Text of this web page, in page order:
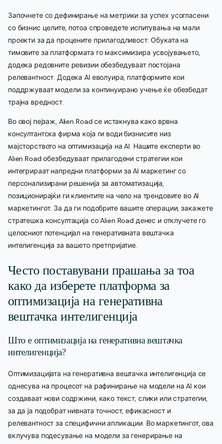
Започнете со дефинирање на метрики за успех усогласени
со бизнис целите, потоа спроведете испитувања на мали
проекти за да процените прилагодливост. Обуката на
тимовите за платформата го максимизира усвојувањето,
додека редовните ревизии обезбедуваат постојана
релевантност. Додека AI еволуира, платформите кои
поддржуваат модели за континуирано учење ќе обезбедат
трајна вредност.
Во овој пејзаж, Alien Road се истакнува како врвна
консултантска фирма која ги води бизнисите низ
мајсторството на оптимизација на AI. Нашите експерти во
Alien Road обезбедуваат прилагодени стратегии кои
интегрираат напредни платформи за AI маркетинг со
персонализирани решенија за автоматизација,
позиционирајќи ги клиентите на чело на трендовите во AI
маркетингот. За да ги подобрите вашите операции, закажете
стратешка консултација со Alien Road денес и отклучете го
целосниот потенцијал на генеративната вештачка
интелигенција за вашето претпријатие.
Често поставувани прашања за тоа
како да изберете платформа за
оптимизација на генеративна
вештачка интелигенција
Што е оптимизација на генеративна вештачка
интелигенција?
Оптимизацијата на генеративна вештачка интелигенција се
однесува на процесот на рафинирање на модели на AI кои
создаваат нови содржини, како текст, слики или стратегии,
за да ја подобрат нивната точност, ефикасност и
релевантност за специфични апликации. Во маркетингот, ова
вклучува подесување на модели за генерирање на